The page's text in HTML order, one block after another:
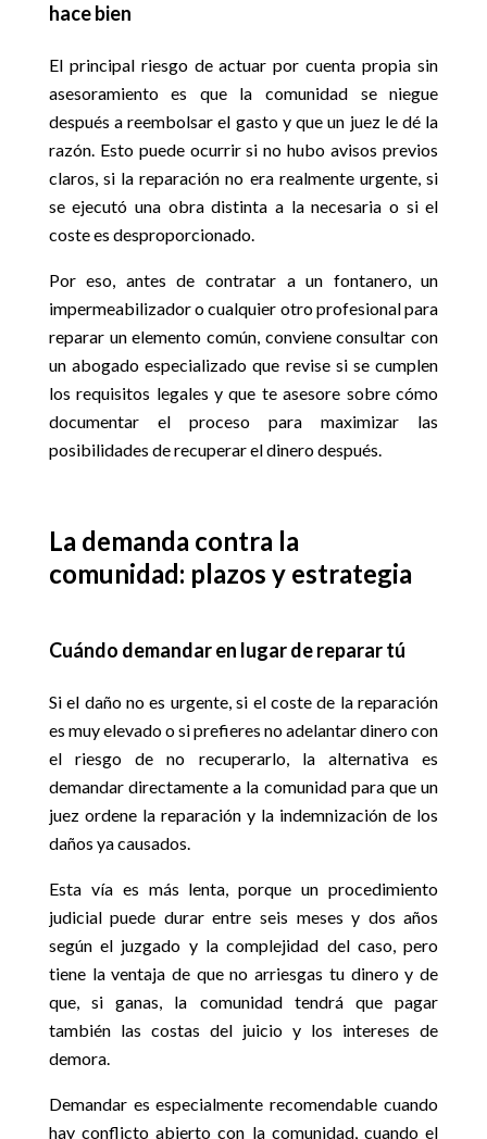
hace bien
El principal riesgo de actuar por cuenta propia sin
asesoramiento es que la comunidad se niegue
después a reembolsar el gasto y que un juez le dé la
razón. Esto puede ocurrir si no hubo avisos previos
claros, si la reparación no era realmente urgente, si
se ejecutó una obra distinta a la necesaria o si el
coste es desproporcionado.
Por eso, antes de contratar a un fontanero, un
impermeabilizador o cualquier otro profesional para
reparar un elemento común, conviene consultar con
un abogado especializado que revise si se cumplen
los requisitos legales y que te asesore sobre cómo
documentar el proceso para maximizar las
posibilidades de recuperar el dinero después.
La demanda contra la
comunidad: plazos y estrategia
Cuándo demandar en lugar de reparar tú
Si el daño no es urgente, si el coste de la reparación
es muy elevado o si prefieres no adelantar dinero con
el riesgo de no recuperarlo, la alternativa es
demandar directamente a la comunidad para que un
juez ordene la reparación y la indemnización de los
daños ya causados.
Esta vía es más lenta, porque un procedimiento
judicial puede durar entre seis meses y dos años
según el juzgado y la complejidad del caso, pero
tiene la ventaja de que no arriesgas tu dinero y de
que, si ganas, la comunidad tendrá que pagar
también las costas del juicio y los intereses de
demora.
Demandar es especialmente recomendable cuando
hay conflicto abierto con la comunidad, cuando el